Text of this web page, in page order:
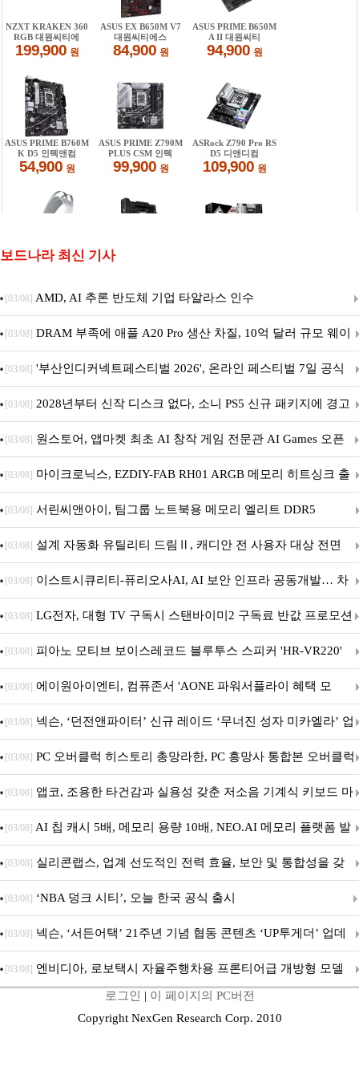
보드나라 최신 기사
[03/08] AMD, AI 추론 반도체 기업 타알라스 인수
[03/08] DRAM 부족에 애플 A20 Pro 생산 차질, 10억 달러 규모 웨이
퍼 대기
[03/08] '부산인디커넥트페스티벌 2026', 온라인 페스티벌 7일 공식
개막... 22일간 진행
[03/08] 2028년부터 신작 디스크 없다, 소니 PS5 신규 패키지에 경고
문 추가
[03/08] 원스토어, 앱마켓 최초 AI 창작 게임 전문관 AI Games 오픈
[03/08] 마이크로닉스, EZDIY-FAB RH01 ARGB 메모리 히트싱크 출
시
[03/08] 서린씨앤아이, 팀그룹 노트북용 메모리 엘리트 DDR5
5600MHz 16GB 출시
[03/08] 설계 자동화 유틸리티 드림Ⅱ, 캐디안 전 사용자 대상 전면
무상 배포
[03/08] 이스트시큐리티-퓨리오사AI, AI 보안 인프라 공동개발… 차
세대 AI 보안 플랫폼 구축
[03/08] LG전자, 대형 TV 구독시 스탠바이미2 구독료 반값 프로모션
[03/08] 피아노 모티브 보이스레코드 블루투스 스피커 'HR-VR220'
출시
[03/08] 에이원아이엔티, 컴퓨존서 'AONE 파워서플라이 혜택 모
음.ZIP' 이벤트 진행
[03/08] 넥슨, ‘던전앤파이터’ 신규 레이드 ‘무너진 성자 미카엘라’ 업
데이트!
[03/08] PC 오버클럭 히스토리 총망라한, PC 흥망사 통합본 오버클럭
특집(1-4편)
[03/08] 앱코, 조용한 타건감과 실용성 갖춘 저소음 기계식 키보드 마
우스 세트 'KM580' 출시
[03/08] AI 칩 캐시 5배, 메모리 용량 10배, NEO.AI 메모리 플랫폼 발
표
[03/08] 실리콘랩스, 업계 선도적인 전력 효율, 보안 및 통합성을 갖
춘 초저전력 블루투스 LE SoC ‘BG2B’ 공개
[03/08] ‘NBA 덩크 시티’, 오늘 한국 공식 출시
[03/08] 넥슨, ‘서든어택’ 21주년 기념 협동 콘텐츠 ‘UP투게더’ 업데
이트
[03/08] 엔비디아, 로보택시 자율주행차용 프론티어급 개방형 모델
‘알파마요 2 슈퍼’ 상업적 이용 가능
로그인 | 이 페이지의 PC버전
Copyright NexGen Research Corp. 2010